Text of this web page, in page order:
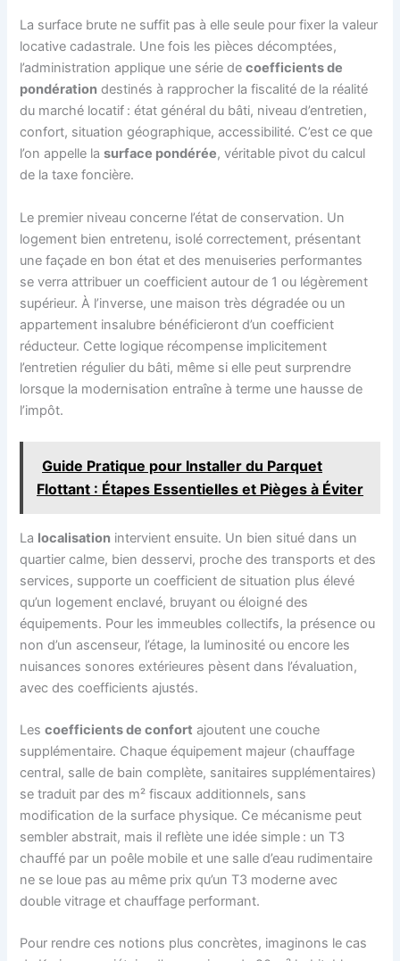
La surface brute ne suffit pas à elle seule pour fixer la valeur
locative cadastrale. Une fois les pièces décomptées,
l’administration applique une série decoefficients de
pondération destinés à rapprocher la fiscalité de la réalité
du marché locatif : état général du bâti, niveau d’entretien,
confort, situation géographique, accessibilité. C’est ce que
l’on appelle lasurface pondérée, véritable pivot du calcul
de la taxe foncière.
Le premier niveau concerne l’état de conservation. Un
logement bien entretenu, isolé correctement, présentant
une façade en bon état et des menuiseries performantes
se verra attribuer un coefficient autour de 1 ou légèrement
supérieur. À l’inverse, une maison très dégradée ou un
appartement insalubre bénéficieront d’un coefficient
réducteur. Cette logique récompense implicitement
l’entretien régulier du bâti, même si elle peut surprendre
lorsque la modernisation entraîne à terme une hausse de
l’impôt.
Guide Pratique pour Installer du Parquet
Flottant : Étapes Essentielles et Pièges à Éviter
La localisation intervient ensuite. Un bien situé dans un
quartier calme, bien desservi, proche des transports et des
services, supporte un coefficient de situation plus élevé
qu’un logement enclavé, bruyant ou éloigné des
équipements. Pour les immeubles collectifs, la présence ou
non d’un ascenseur, l’étage, la luminosité ou encore les
nuisances sonores extérieures pèsent dans l’évaluation,
avec des coefficients ajustés.
Lescoefficients de confort ajoutent une couche
supplémentaire. Chaque équipement majeur (chauffage
central, salle de bain complète, sanitaires supplémentaires)
se traduit par des m² fiscaux additionnels, sans
modification de la surface physique. Ce mécanisme peut
sembler abstrait, mais il reflète une idée simple : un T3
chauffé par un poêle mobile et une salle d’eau rudimentaire
ne se loue pas au même prix qu’un T3 moderne avec
double vitrage et chauffage performant.
Pour rendre ces notions plus concrètes, imaginons le cas